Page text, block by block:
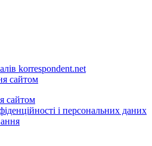
korrespondent.net
сайтом
сайтом
і персональних даних